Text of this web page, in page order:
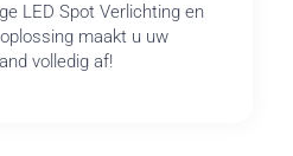
LED Spot Verlichting en
maakt u uw
volledig af!